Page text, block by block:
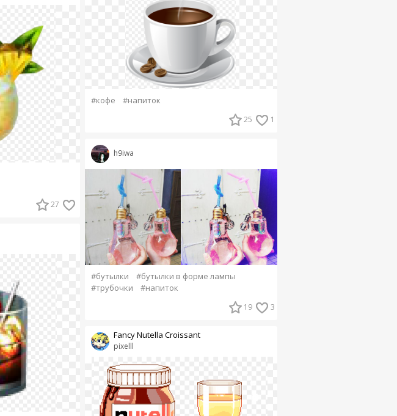
27
#кофе #напиток
25 1
h9iwa
#бутылки
#бутылки в форме лампы
#трубочки
#напиток
19 3
pixelll
Fancy Nutella Croissant